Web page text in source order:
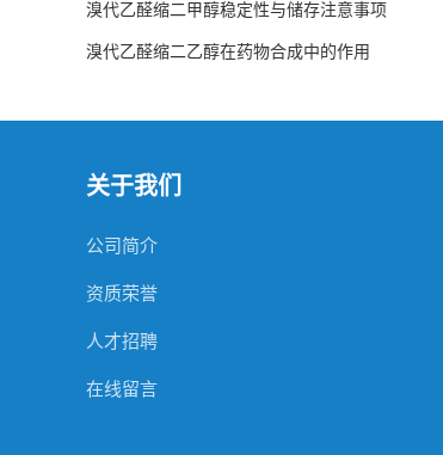
溴代乙醛缩二甲醇稳定性与储存注意事项
溴代乙醛缩二乙醇在药物合成中的作用
关于我们
公司简介
资质荣誉
人才招聘
在线留言